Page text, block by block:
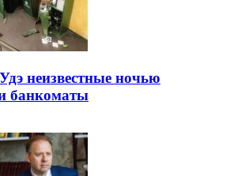
неизвестные ночью
банкоматы